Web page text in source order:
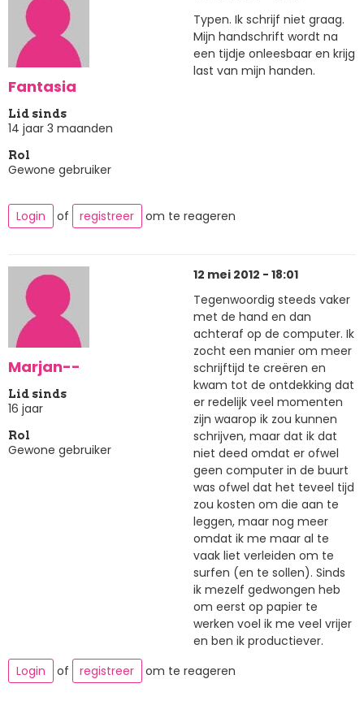
Fantasia
Lid sinds
14 jaar 3 maanden
Rol
Gewone gebruiker
Typen. Ik schrijf niet graag.
Mijn handschrift wordt na
een tijdje onleesbaar en krijg
last van mijn handen.
Login of registreer om te reageren
Marjan--
Lid sinds
16 jaar
Rol
Gewone gebruiker
12 mei 2012 - 18:01
Tegenwoordig steeds vaker
met de hand en dan
achteraf op de computer. Ik
zocht een manier om meer
schrijftijd te creëren en
kwam tot de ontdekking dat
er redelijk veel momenten
zijn waarop ik zou kunnen
schrijven, maar dat ik dat
niet deed omdat er ofwel
geen computer in de buurt
was ofwel dat het teveel tijd
zou kosten om die aan te
leggen, maar nog meer
omdat ik me maar al te
vaak liet verleiden om te
surfen (en te sollen). Sinds
ik mezelf gedwongen heb
om eerst op papier te
werken voel ik me veel vrijer
en ben ik productiever.
Login
of registreer om te reageren